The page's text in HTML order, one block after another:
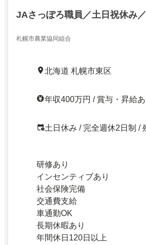
JAさっぽろ職員／土日祝休み
札幌市農業協同組合
北海道 札幌市東区
年収400万円 / 賞与・昇給あ
土日休み / 完全週休2日制 /
研修あり
インセンティブあり
社会保険完備
交通費支給
車通勤OK
長期休暇あり
年間休日120日以上